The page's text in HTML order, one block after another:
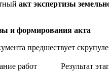
акт экспертизы
и формирования акта
предшествует
работ Результат